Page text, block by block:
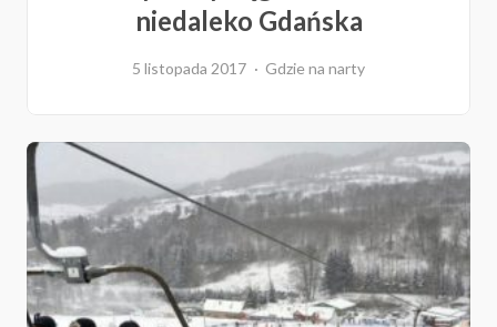
niedaleko Gdańska
5 listopada 2017 Gdzie na narty